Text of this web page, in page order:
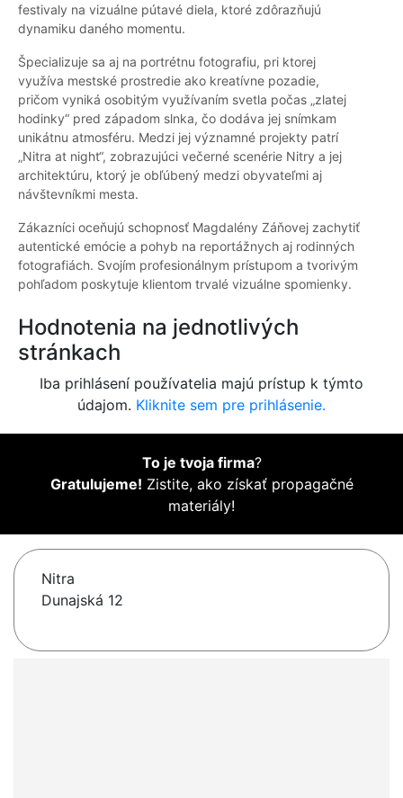
festivaly na vizuálne pútavé diela, ktoré zdôrazňujú
dynamiku daného momentu.
Špecializuje sa aj na portrétnu fotografiu, pri ktorej
využíva mestské prostredie ako kreatívne pozadie,
pričom vyniká osobitým využívaním svetla počas „zlatej
hodinky“ pred západom slnka, čo dodáva jej snímkam
unikátnu atmosféru. Medzi jej významné projekty patrí
„Nitra at night“, zobrazujúci večerné scenérie Nitry a jej
architektúru, ktorý je obľúbený medzi obyvateľmi aj
návštevníkmi mesta.
Zákazníci oceňujú schopnosť Magdalény Záňovej zachytiť
autentické emócie a pohyb na reportážnych aj rodinných
fotografiách. Svojím profesionálnym prístupom a tvorivým
pohľadom poskytuje klientom trvalé vizuálne spomienky.
Hodnotenia na jednotlivých
stránkach
Iba prihlásení používatelia majú prístup k týmto
údajom. Kliknite sem pre prihlásenie.
To je tvoja firma?
Gratulujeme! Zistite, ako získať propagačné
materiály!
Nitra
Dunajská 12